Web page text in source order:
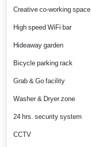
Creative co-working space
High speed WiFi bar
Hideaway garden
Bicycle parking rack
Grab & Go facility
Washer & Dryer zone
24 hrs. security system
CCTV